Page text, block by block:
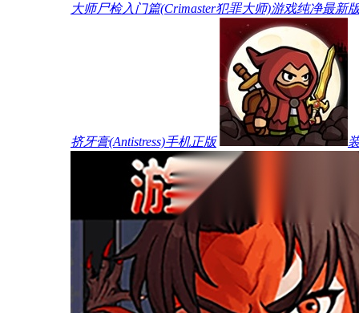
大师尸检入门篇(Crimaster犯罪大师)游戏纯净最新
挤牙膏(Antistress)手机正版